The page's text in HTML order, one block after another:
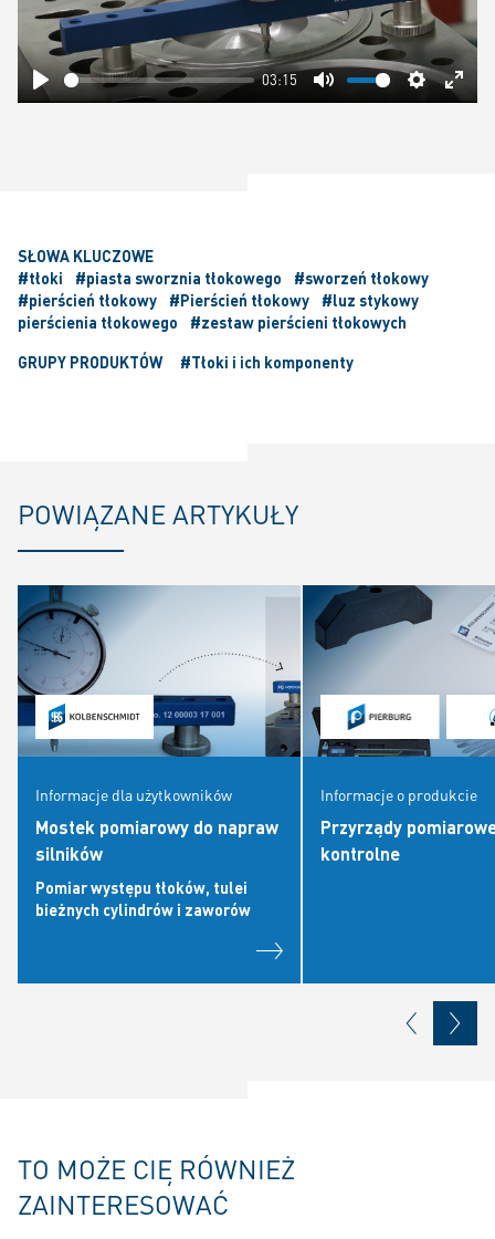
Play
03:15
Mute Settings
SŁOWA KLUCZOWE
#tłoki
#piasta sworznia tłokowego
#sworzeń tłokowy
#pierścień tłokowy
#Pierścień tłokowy
#luz stykowy
pierścienia tłokowego
#zestaw pierścieni tłokowych
GRUPY PRODUKTÓW
#Tłoki i ich komponenty
POWIĄZANE ARTYKUŁY
Informacje dla użytkowników
Mostek pomiarowy do napraw
silników
Pomiar występu tłoków, tulei
bieżnych cylindrów i zaworów
Informacje o produkcie
Przyrządy
kontrolne
TO MOŻE CIĘ RÓWNIEŻ
ZAINTERESOWAĆ